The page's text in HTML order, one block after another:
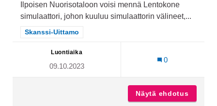
Ilpoisen Nuorisotaloon voisi mennä Lentokone
simulaattori, johon kuuluu simulaattorin välineet,...
Rajaa tulokset teeman mukaan: Skanssi-Uittamo
Skanssi-Uittamo
Luontiaika
09.10.2023
0
Näytä ehdotus